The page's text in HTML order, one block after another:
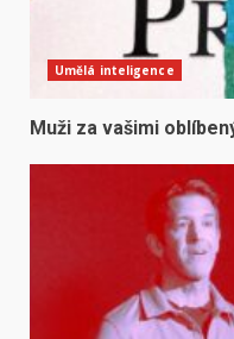
Umělá inteligence
Muži za vašimi